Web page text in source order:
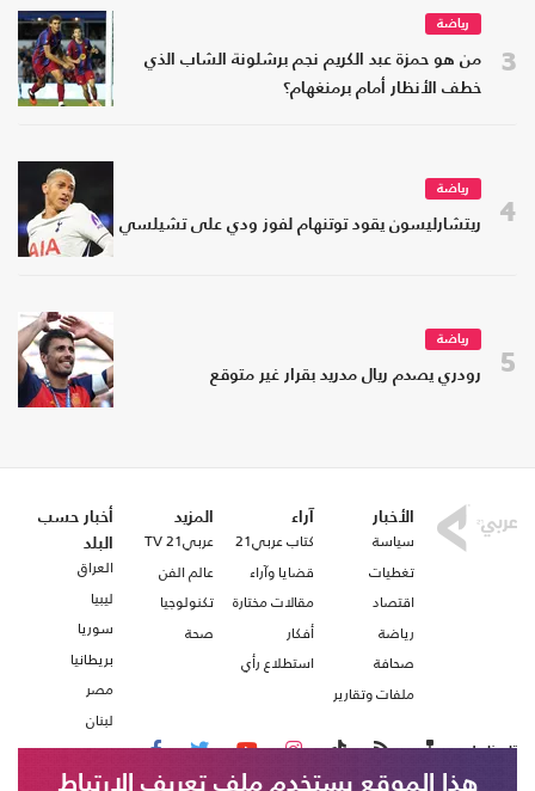
3
رياضة
من هو حمزة عبد الكريم نجم برشلونة الشاب الذي
خطف الأنظار أمام برمنغهام؟
4
رياضة
ريتشارليسون يقود توتنهام لفوز ودي على تشيلسي
5
رياضة
رودري يصدم ريال مدريد بقرار غير متوقع
الأخبار
سياسة
تغطيات
اقتصاد
رياضة
صحافة
ملفات وتقارير
آراء
كتاب عربي21
قضايا وآراء
مقالات مختارة
أفكار
استطلاع رأي
المزيد
عربي21 TV
عالم الفن
تكنولوجيا
صحة
أخبار حسب
البلد
العراق
ليبيا
سوريا
بريطانيا
مصر
لبنان
تابعنا على
هذا الموقع يستخدم ملف تعريف الارتباط